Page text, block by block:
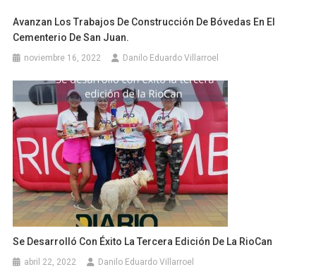
Avanzan Los Trabajos De Construcción De Bóvedas En El
Cementerio De San Juan.
noviembre 16, 2022 Danilo Eduardo Villarroel
Se Desarrolló Con Éxito La Tercera Edición De La RioCan
abril 22, 2022 Danilo Eduardo Villarroel